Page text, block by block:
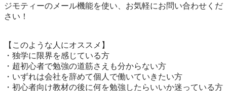
ジモティーのメール機能を使い、お気軽にお問い合わせくだ
さい！
【このような人にオススメ】
・独学に限界を感じている方
・超初心者で勉強の道筋さえも分からない方
・いずれは会社を辞めて個人で働いていきたい方
・初心者向け教材の後に何を勉強したらいいか迷っている方